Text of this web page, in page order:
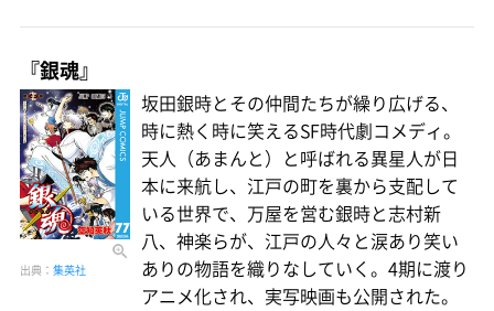
『銀魂』
出典： 集英社
坂田銀時とその仲間たちが繰り広げる、
時に熱く時に笑えるSF時代劇コメディ。
天人（あまんと）と呼ばれる異星人が日
本に来航し、江戸の町を裏から支配して
いる世界で、万屋を営む銀時と志村新
八、神楽らが、江戸の人々と涙あり笑い
ありの物語を織りなしていく。4期に渡り
アニメ化され、実写映画も公開された。